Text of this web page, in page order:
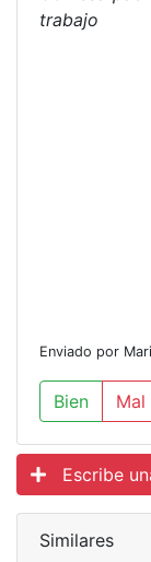
trabajo
Enviado por
Bien Mal
Escribe
Similares